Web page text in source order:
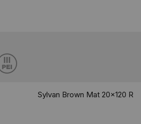
Sylvan Brown Mat 20x120 R